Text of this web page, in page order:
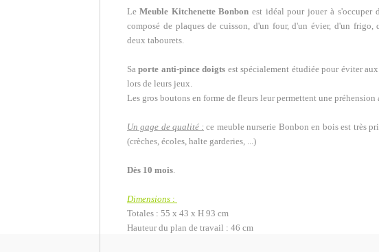
Le Meuble Kitchenette Bonbon est idéal pour jouer à s'occuper
composé de plaques de cuisson, d'un four, d'un évier, d'un frigo,
deux tabourets.
Sa porte anti-pince doigts est spécialement étudiée pour éviter
lors de leurs jeux.
Les gros boutons en forme de fleurs leur permettent une préhension
Un gage de qualité : ce meuble nurserie Bonbon en bois est très
(crèches, écoles, halte garderies, ...)
Dès 10 mois
Dimensions :
Totales : 55 x 43 x H 93 cm
Hauteur du plan de travail : 46 cm